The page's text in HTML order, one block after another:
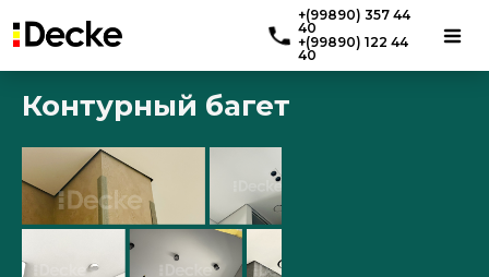
+(99890) 357 44
40
+(99890) 122 44
40
Контурный багет